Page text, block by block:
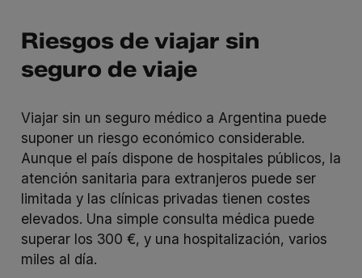
Riesgos de viajar sin
seguro de viaje
Viajar sin un seguro médico a Argentina puede
suponer un riesgo económico considerable.
Aunque el país dispone de hospitales públicos, la
atención sanitaria para extranjeros puede ser
limitada y las clínicas privadas tienen costes
elevados. Una simple consulta médica puede
superar los 300 €, y una hospitalización, varios
miles al día.